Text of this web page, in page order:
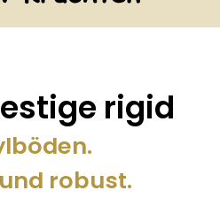
rigid
robust.